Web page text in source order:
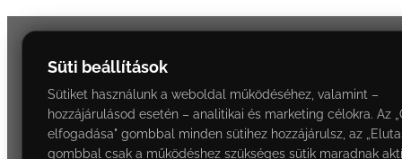
Süti beállítások
Sütiket használunk a weboldal működéséhez, valamint –
hozzájárulásod esetén – analitikai és marketing célokra. Az
elfogadása" gombbal minden sütihez hozzájárulsz, az
gombbal csak a működéshez szükséges sütik maradnak